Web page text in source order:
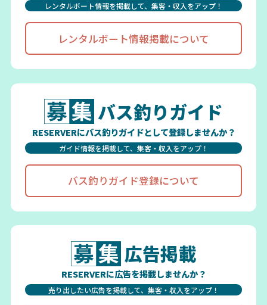
レンタルボート情報を掲載して、集客・収入をアップ！
レンタルボート情報掲載について
バス釣りガイド
RESERVERにバス釣りガイドとして登録しませんか？
ガイド情報を掲載して、集客・収入をアップ！
バス釣りガイド登録について
広告掲載
RESERVERに広告を掲載しませんか？
売り出したい広告を掲載して、集客・収入をアップ！